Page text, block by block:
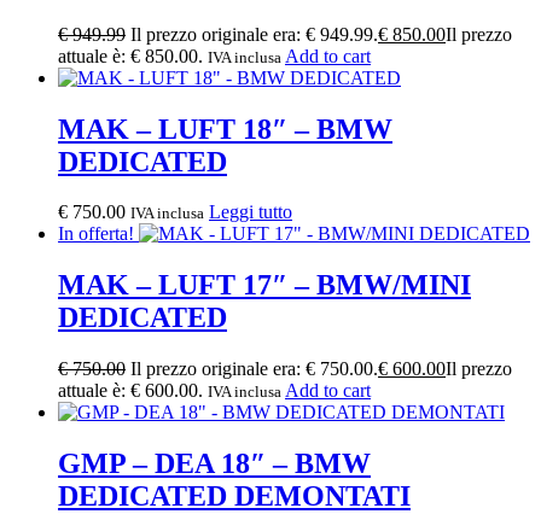
€949.99 Il prezzo originale era: € 949.99.€ 850.00Il prezzo
attuale è: € 850.00. IVA inclusa Add to cart
MAK – LUFT 18″ – BMW
DEDICATED
€ 750.00 IVA inclusa Leggi tutto
In offerta!
MAK – LUFT 17″ – BMW/MINI
DEDICATED
€750.00 Il prezzo originale era: € 750.00.€ 600.00Il prezzo
attuale è: € 600.00. IVA inclusa Add to cart
GMP – DEA 18″ – BMW
DEDICATED DEMONTATI